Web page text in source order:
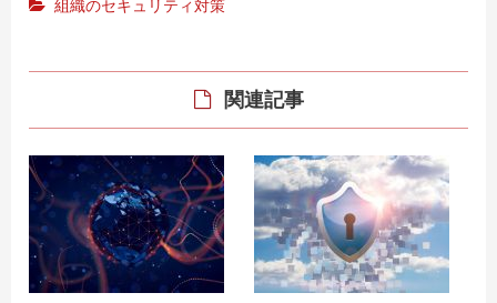
組織のセキュリティ対策
関連記事